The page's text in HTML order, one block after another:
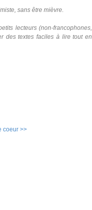
sans être mièvre.
lecteurs (non-francophones,
des textes faciles à lire tout en
coeur >>